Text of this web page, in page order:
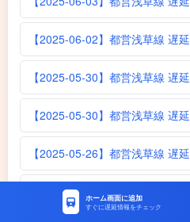
【2025-06-02】都営浅草線 遅延
【2025-05-30】都営浅草線 遅延
【2025-05-30】都営浅草線 遅延
【2025-05-26】都営浅草線 遅延
【2025-05-26】都営浅草線 遅延
ホーム画面に追加
すぐに遅延情報をチェック